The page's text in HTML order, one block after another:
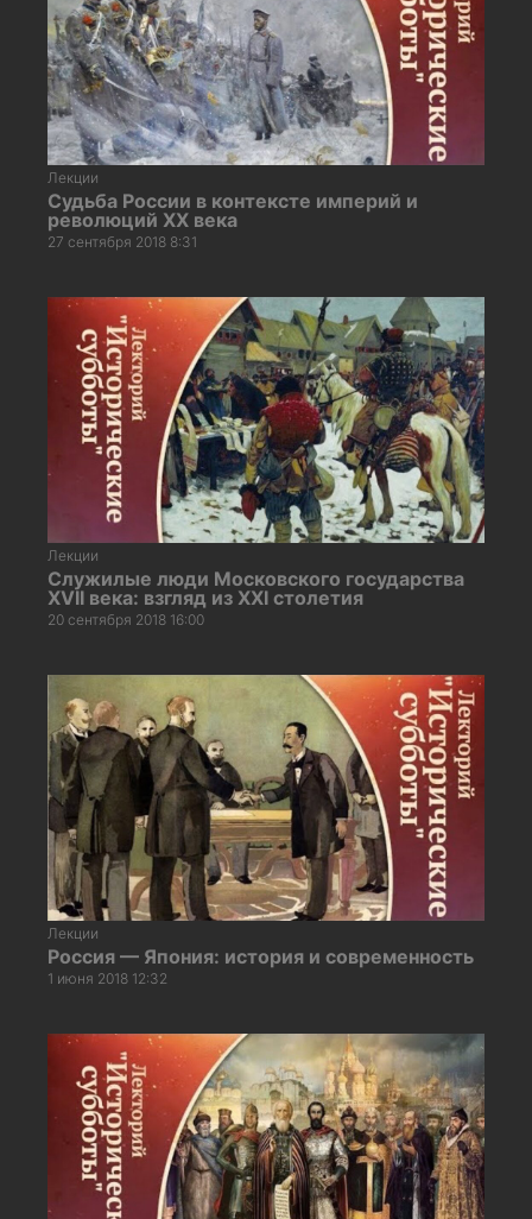
Лекции
Судьба России в контексте империй и
революций ХХ века
27 сентября 2018 8:31
Лекции
Служилые люди Московского государства
XVII века: взгляд из XХI столетия
20 сентября 2018 16:00
Лекции
Россия — Япония: история и современность
1 июня 2018 12:32